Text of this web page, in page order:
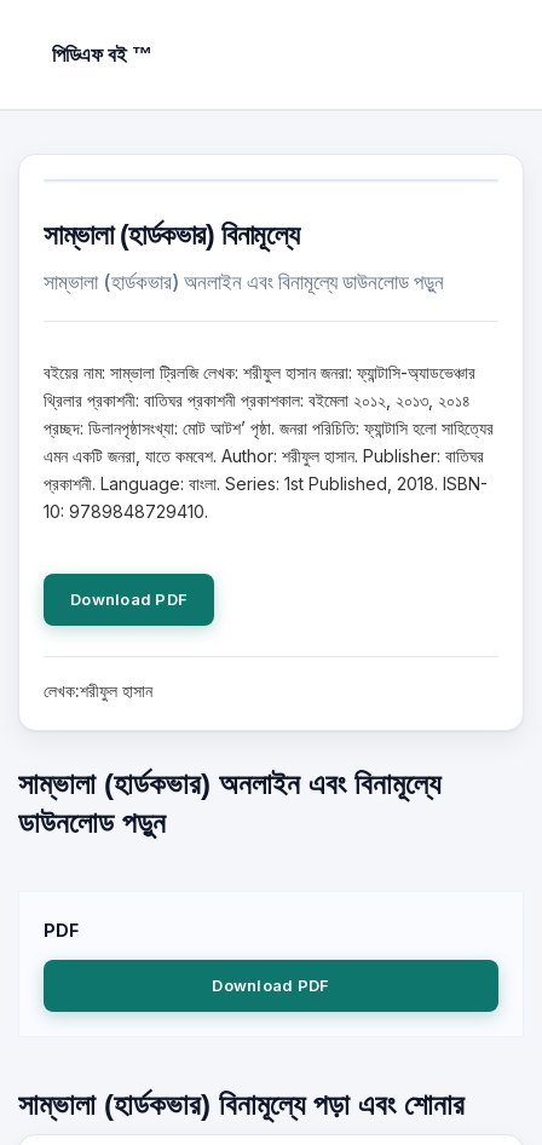
পিডিএফ বই ™
সাম্ভালা (হার্ডকভার) বিনামূল্যে
সাম্ভালা (হার্ডকভার) অনলাইন এবং বিনামূল্যে ডাউনলোড পড়ুন
বইয়ের নাম: সাম্ভালা ট্রিলজি লেখক: শরীফুল হাসান জনরা: ফ্যান্টাসি-অ্যাডভেঞ্চার
থ্রিলার প্রকাশনী: বাতিঘর প্রকাশনী প্রকাশকাল: বইমেলা ২০১২, ২০১৩, ২০১৪
প্রচ্ছদ: ডিলানপৃষ্ঠাসংখ্যা: মোট আটশ’ পৃষ্ঠা. জনরা পরিচিতি: ফ্যান্টাসি হলো সাহিত্যের
এমন একটি জনরা, যাতে কমবেশ. Author: শরীফুল হাসান. Publisher: বাতিঘর
প্রকাশনী. Language: বাংলা. Series: 1st Published, 2018. ISBN-
10: 9789848729410.
Download PDF
লেখক:শরীফুল হাসান
সাম্ভালা (হার্ডকভার) অনলাইন এবং বিনামূল্যে
ডাউনলোড পড়ুন
PDF
Download PDF
সাম্ভালা (হার্ডকভার) বিনামূল্যে পড়া এবং শোনার